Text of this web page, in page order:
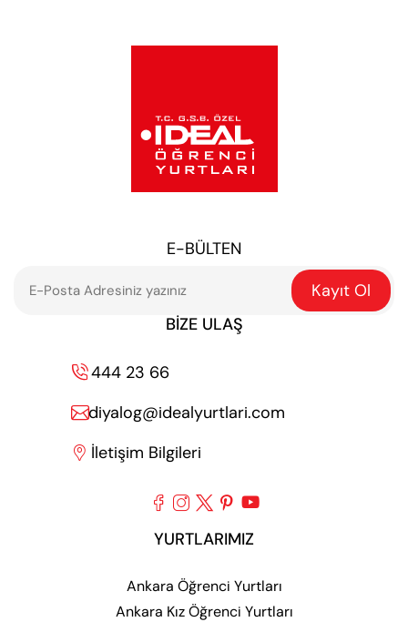
E-BÜLTEN
Kayıt Ol
BIZE ULAŞ
444 23 66
diyalog@idealyurtlari.com
 İletişim Bilgileri
    
YURTLARIMIZ
Ankara Öğrenci Yurtları
Ankara Kız Öğrenci Yurtları